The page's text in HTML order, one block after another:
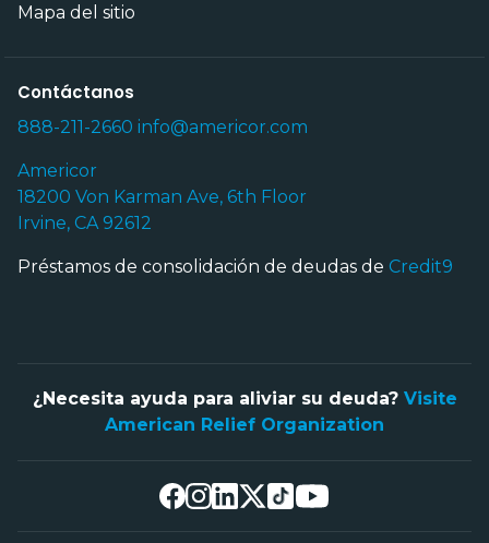
Mapa del sitio
Contáctanos
888-211-2660 info@americor.com
Americor
18200 Von Karman Ave, 6th Floor
Irvine, CA 92612
Préstamos de consolidación de deudas de Credit9
¿Necesita ayuda para aliviar su deuda? Visite
American Relief Organization